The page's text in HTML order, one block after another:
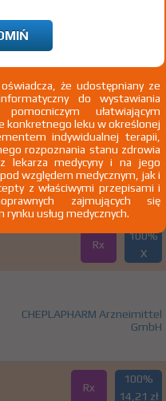
100%
15,11 zł
Arzneimittel GmbH
Rx
100%
X
CHEPLAPHARM Arzneimittel
GmbH
Rx
100%
14,21 zł
że udostępniany ze
do wystawiania
ułatwiającym
konkretnego leku w określonej
indywidualnej terapii,
rozpoznania stanu zdrowia
lekarza medycyny i na jego
względem medycznym, jak i
z właściwymi przepisami i
zajmujących się
usług medycznych.